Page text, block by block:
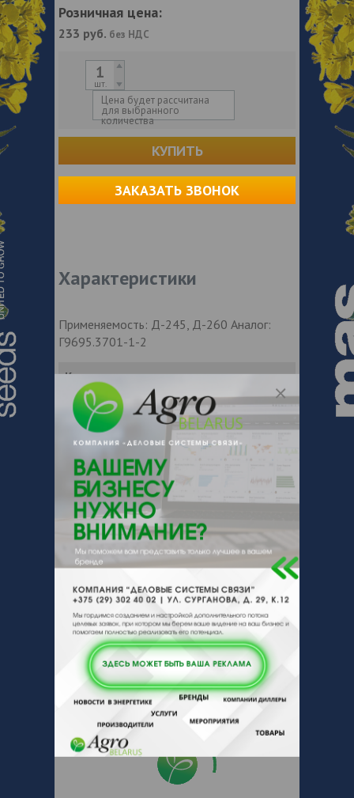
Розничная цена:
233 руб. без НДС
шт.
Цена будет рассчитана
для выбранного
количества
КУПИТЬ
ЗАКАЗАТЬ ЗВОНОК
Характеристики
Применяемость: Д-245, Д-260 Аналог:
Г9695.3701-1-2
Контакты продавца
Оставьте электронный заказ с помощью
кнопки "Заказать" и мы подберем для
Вас подходящую компанию
поставщика.